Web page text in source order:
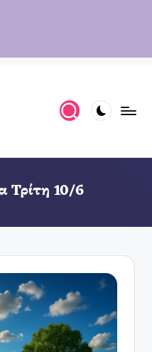
Τρίτη 10/6